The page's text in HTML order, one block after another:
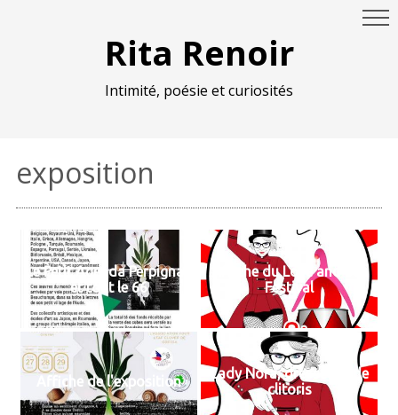
Rita Renoir
Intimité, poésie et curiosités
exposition
Le Petit Agenda Perpignan
et tout le 66
Affiche du Love and Sex
Festival
Affiche de l'exposition
Lady Nora, dresseuse de
clitoris